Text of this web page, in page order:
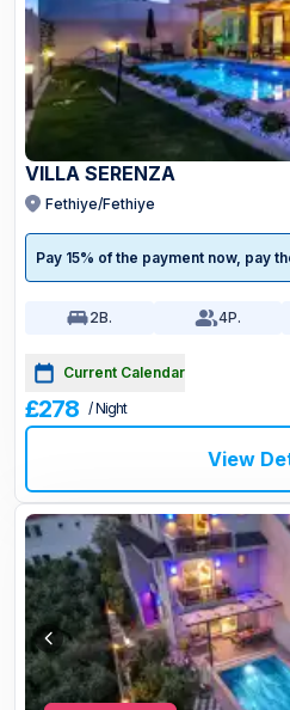
VILLA SERENZA
Fethiye/Fethiye
Pay 15% of the payment now, pay
2B. 4P.
Current Calendar
£278 / Night
View